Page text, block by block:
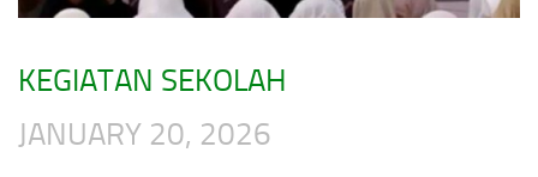
KEGIATAN SEKOLAH
JANUARY 20, 2026